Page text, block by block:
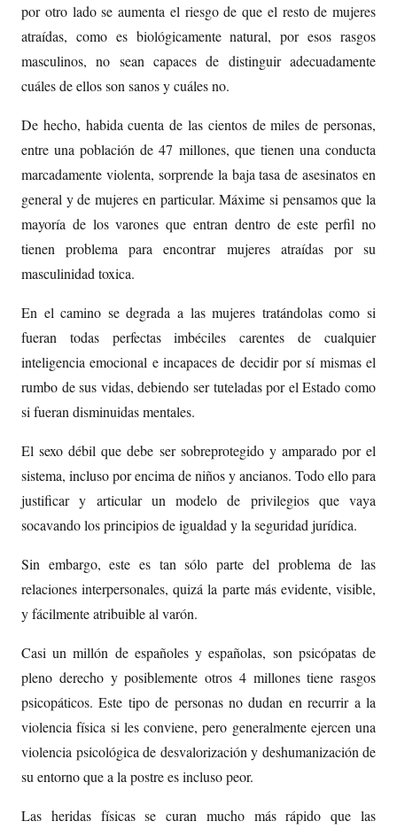
por otro lado se aumenta el riesgo de que el resto de mujeres
atraídas, como es biológicamente natural, por esos rasgos
masculinos, no sean capaces de distinguir adecuadamente
cuáles de ellos son sanos y cuáles no.
De hecho, habida cuenta de las cientos de miles de personas,
entre una población de 47 millones, que tienen una conducta
marcadamente violenta, sorprende la baja tasa de asesinatos en
general y de mujeres en particular. Máxime si pensamos que la
mayoría de los varones que entran dentro de este perfil no
tienen problema para encontrar mujeres atraídas por su
masculinidad toxica.
En el camino se degrada a las mujeres tratándolas como si
fueran todas perfectas imbéciles carentes de cualquier
inteligencia emocional e incapaces de decidir por sí mismas el
rumbo de sus vidas, debiendo ser tuteladas por el Estado como
si fueran disminuidas mentales.
El sexo débil que debe ser sobreprotegido y amparado por el
sistema, incluso por encima de niños y ancianos. Todo ello para
justificar y articular un modelo de privilegios que vaya
socavando los principios de igualdad y la seguridad jurídica.
Sin embargo, este es tan sólo parte del problema de las
relaciones interpersonales, quizá la parte más evidente, visible,
y fácilmente atribuible al varón.
Casi un millón de españoles y españolas, son psicópatas de
pleno derecho y posiblemente otros 4 millones tiene rasgos
psicopáticos. Este tipo de personas no dudan en recurrir a la
violencia física si les conviene, pero generalmente ejercen una
violencia psicológica de desvalorización y deshumanización de
su entorno que a la postre es incluso peor.
Las heridas físicas se curan mucho más rápido que las